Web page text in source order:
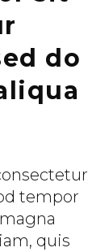
do
tempor
quis